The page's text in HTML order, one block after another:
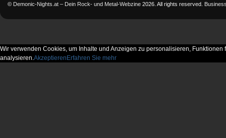
© Demonic-Nights.at – Dein Rock- und Metal-Webzine 2026. All rights reserved.
Wir verwenden Cookies, um Inhalte und Anzeigen zu personalisieren,
analysieren.Akzeptieren Erfahren Sie mehr